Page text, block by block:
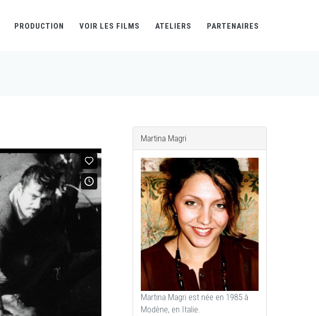
PRODUCTION VOIR LES FILMS ATELIERS PARTENAIRES
Martina Magri
Martina Magri est née en 1985 à
Modène, en Italie.